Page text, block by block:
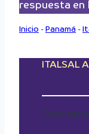
respuesta en
Inicio - Panamá -
ITALSAL